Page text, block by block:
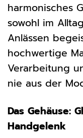
harmonisches
sowohl im
Anlässen
hochwertige
Verarbeitung
nie aus der
Das Gehäuse:
Handgelenk